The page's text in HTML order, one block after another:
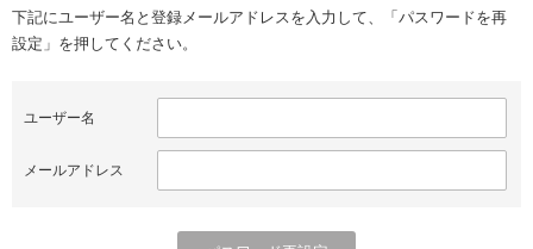
下記にユーザー名と登録メールアドレスを入力して、「パスワードを再
設定」を押してください。
ユーザー名
メールアドレス